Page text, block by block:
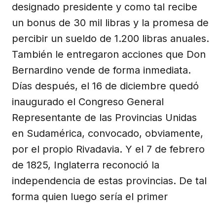
designado presidente y como tal recibe
un bonus de 30 mil libras y la promesa de
percibir un sueldo de 1.200 libras anuales.
También le entregaron acciones que Don
Bernardino vende de forma inmediata.
Días después, el 16 de diciembre quedó
inaugurado el Congreso General
Representante de las Provincias Unidas
en Sudamérica, convocado, obviamente,
por el propio Rivadavia. Y el 7 de febrero
de 1825, Inglaterra reconoció la
independencia de estas provincias. De tal
forma quien luego sería el primer